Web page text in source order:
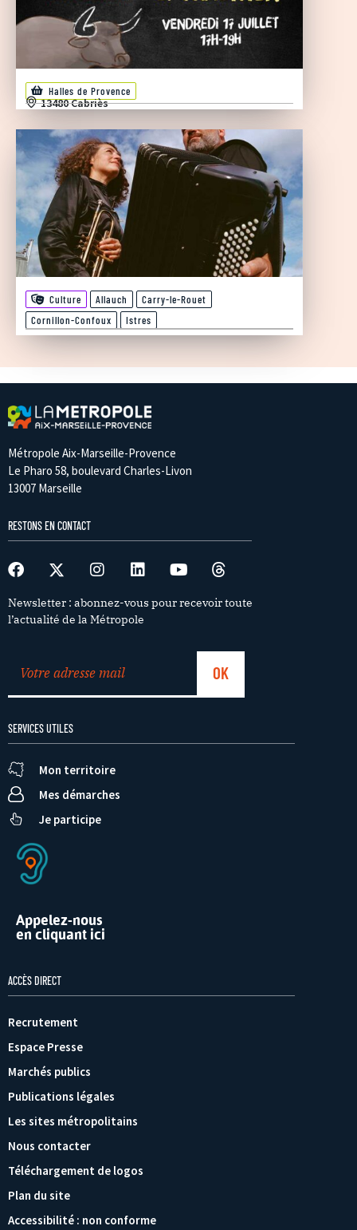
Halles de Provence
13480 Cabriès
Culture Allauch
Carry-le-Rouet
Cornillon-Confoux
Istres
Métropole Aix-Marseille-Provence
Le Pharo 58, boulevard Charles-Livon
13007 Marseille
RESTONS EN CONTACT
Newsletter : abonnez-vous pour recevoir toute
l’actualité de la Métropole
SERVICES UTILES
Mon territoire
Mes démarches
Je participe
Appelez-nous
en cliquant ici
ACCÈS DIRECT
Recrutement
Espace Presse
Marchés publics
Publications légales
Les sites métropolitains
Nous contacter
Téléchargement de logos
Plan du site
Accessibilité : non conforme